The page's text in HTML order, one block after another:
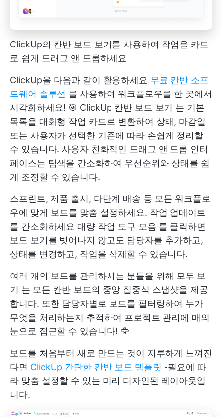
ClickUp의 칸반 보드 보기를 사용하여 작업을 카드
로 쉽게 드래그 앤 드롭하세요
ClickUp을 다음과 같이 활용하세요 무료 칸반 소프
트웨어 솔루션 를 사용하여 워크플로우를 한 곳에서
시각화하세요! 🎯 ClickUp 칸반 보드 보기 는 기본
목록을 대화형 작업 카드로 변환하여 상태, 마감일
또는 사용자가 선택한 기준에 따라 손쉽게 정리할
수 있습니다. 사용자 친화적인 드래그 앤 드롭 인터
페이스는 탐색을 간소화하여 우선순위와 상태를 쉽
게 조정할 수 있습니다.
스프린트, 제품 출시, 다단계 배송 등 모든 워크플로
우에 맞게 보드를 맞춤 설정하세요. 작업 업데이트
를 간소화하세요 대량 작업 도구 모음 를 클릭하면
보드 보기를 벗어나지 않고도 담당자를 추가하고,
상태를 변경하고, 작업을 삭제할 수 있습니다.
여러 개의 보드를 관리하시는 분들을 위해 모두 보
기 는 모든 칸반 보드의 중앙 집중식 스냅샷을 제공
합니다. 또한 담당자별로 보드를 필터링하여 누가
무엇을 처리하는지 추적하여 프로젝트 관리에 매의
눈으로 접근할 수 있습니다! 🦅
보드를 처음부터 새로 만드는 것이 지루하게 느껴진
다면 ClickUp 간단한 칸반 보드 템플릿 -필요에 따
라 맞춤 설정할 수 있는 미리 디자인된 레이아웃입
니다.